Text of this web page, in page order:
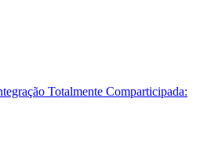
Totalmente Comparticipada: